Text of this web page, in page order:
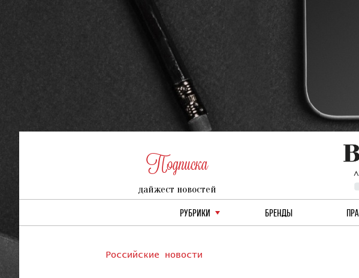
Подписка
дайжест новостей
РУБРИКИ БРЕНДЫ
Российские новости